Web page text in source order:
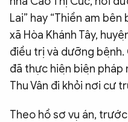
Lai” hay “Thiền am
xã Hòa Khánh Tây,
điều trị và dưỡng bệnh.
đã thực hiện biện pháp
Thu Vân đi khỏi nơi cư
Theo hồ sơ vụ án, trước